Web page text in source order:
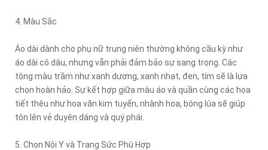
4. Màu Sắc
Áo dài dành cho phụ nữ trung niên thường không cầu kỳ như
áo dài cô dâu, nhưng vẫn phải đảm bảo sự sang trọng. Các
tông màu trầm như xanh dương, xanh nhạt, đen, tím sẽ là lựa
chọn hoàn hảo. Sự kết hợp giữa màu áo và quần cùng các họa
tiết thêu như hoa văn kim tuyến, nhành hoa, bông lúa sẽ giúp
tôn lên vẻ duyên dáng và quý phái.
5. Chọn Nội Y và Trang Sức Phù Hợp